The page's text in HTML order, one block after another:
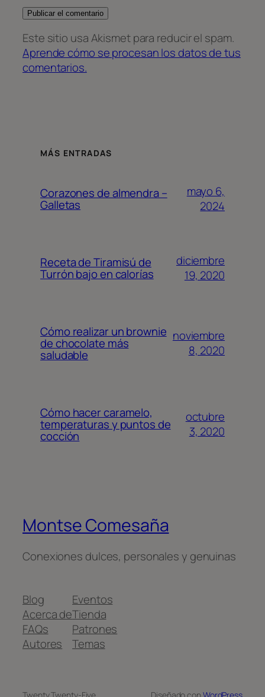
Este sitio usa Akismet para reducir el spam.
Aprende cómo se procesan los datos de tus
comentarios.
MÁS ENTRADAS
Corazones de almendra –
Galletas
mayo 6,
2024
Receta de Tiramisú de
Turrón bajo en calorías
diciembre
19, 2020
Cómo realizar un brownie
de chocolate más
saludable
noviembre
8, 2020
Cómo hacer caramelo,
temperaturas y puntos de
cocción
octubre
3, 2020
Montse Comesaña
Conexiones dulces, personales y genuinas
Blog
Acerca de
FAQs
Autores
Eventos
Tienda
Patrones
Temas